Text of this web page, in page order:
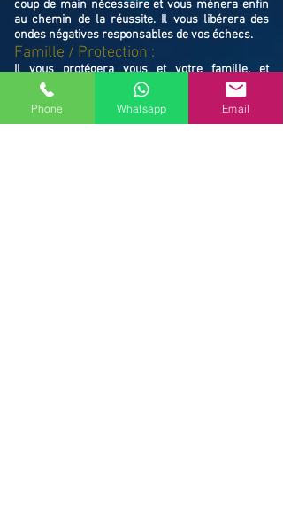
coup de main nécessaire et vous mènera enfin
au chemin de la réussite. Il vous libérera des
ondes négatives responsables de vos échecs.
Famille / Protection :
Il vous protégera vous et votre famille, et
resserrera vos liens en cas de rupture familiale.
Ne restez pas avec vos souffrances, consultez le
Maître ABLAYE marabout médium à 18ème
Phone Whatsapp Email